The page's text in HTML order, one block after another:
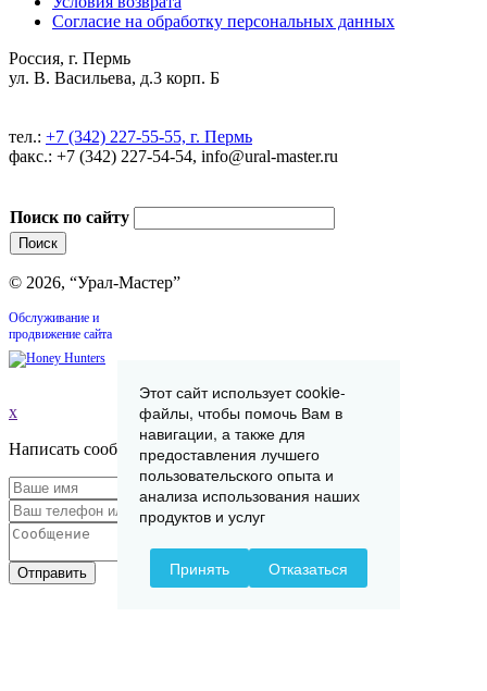
Согласие на обработку персональных данных
Россия, г. Пермь
ул. В. Васильева, д.3 корп. Б
тел.: +7 (342) 227-55-55, г. Пермь
факс.: +7 (342) 227-54-54, info@ural-master.ru
Поиск по сайту
© 2026, “Урал-Мастер”
Обслуживание и
продвижение сайта
x
Написать сообщение
Отправить
Этот сайт использует cookie-
файлы, чтобы помочь Вам в
навигации, а также для
предоставления лучшего
пользовательского опыта и
анализа использования наших
продуктов и услуг
Принять Отказаться